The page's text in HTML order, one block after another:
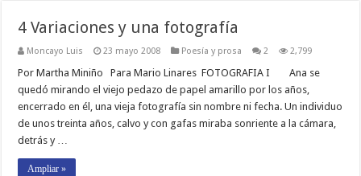
4 Variaciones y una fotografía
Moncayo Luis 23 mayo 2008 Poesí­a y prosa 2 2,799
Por Martha Miniño Para Mario Linares FOTOGRAFIA I Ana se
quedó mirando el viejo pedazo de papel amarillo por los años,
encerrado en él, una vieja fotografía sin nombre ni fecha. Un individuo
de unos treinta años, calvo y con gafas miraba sonriente a la cámara,
detrás y …
Ampliar »